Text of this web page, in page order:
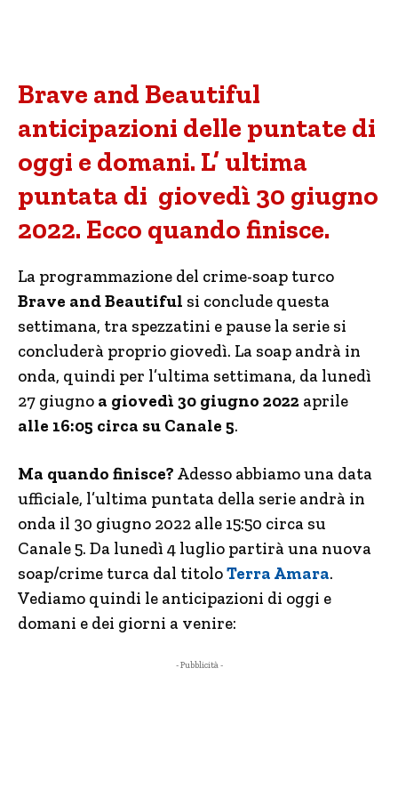
Brave and Beautiful
anticipazioni delle puntate di
oggi e domani. L’ ultima
puntata di giovedì 30 giugno
2022. Ecco quando finisce.
La programmazione del crime-soap turco
Brave and Beautiful si conclude questa
settimana, tra spezzatini e pause la serie si
concluderà proprio giovedì. La soap andrà in
onda, quindi per l’ultima settimana, da lunedì
27 giugno a giovedì 30 giugno 2022 aprile
alle 16:05 circa su Canale 5.
Ma quando finisce? Adesso abbiamo una data
ufficiale, l’ultima puntata della serie andrà in
onda il 30 giugno 2022 alle 15:50 circa su
Canale 5. Da lunedì 4 luglio partirà una nuova
soap/crime turca dal titoloTerra Amara.
Vediamo quindi le anticipazioni di oggi e
domani e dei giorni a venire:
- Pubblicità -